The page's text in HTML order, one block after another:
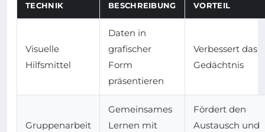
TECHNIK BESCHREIBUNG VORTEIL
Visuelle
Hilfsmittel
Daten in
grafischer
Form
präsentieren
Verbessert das
Gedächtnis
Gruppenarbeit
Gemeinsames
Lernen mit
Fördert den
Austausch und